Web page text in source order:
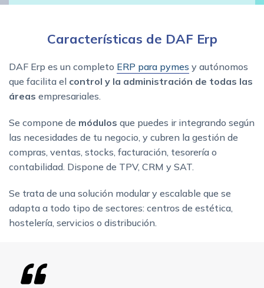
Características de DAF Erp
DAF Erp es un completo ERP para pymes y autónomos
que facilita el control y la administración de todas las
áreas empresariales.
Se compone de módulos que puedes ir integrando según
las necesidades de tu negocio, y cubren la gestión de
compras, ventas, stocks, facturación, tesorería o
contabilidad. Dispone de TPV, CRM y SAT.
Se trata de una solución modular y escalable que se
adapta a todo tipo de sectores: centros de estética,
hostelería, servicios o distribución.